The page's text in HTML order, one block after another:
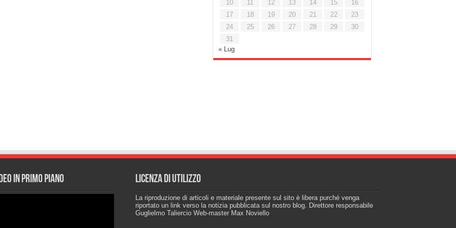
10
11 12 13 14 15
16
17
18 19 20 21 22
23
24
25 26 27 28 29
30
31
« Lug
in primo piano Licenza di utilizzo
La riproduzione di articoli e materiale presente sul sito è libera purché venga
riportato un link verso la notizia pubblicata sul nostro blog. Direttore responsabile
Guglielmo Taliercio Web-master Max Noviello